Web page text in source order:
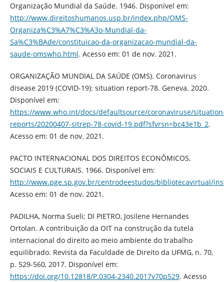
Organização Mundial da Saúde. 1946. Disponível em:
http://www.direitoshumanos.usp.br/index.php/OMS-
Organiza%C3%A7%C3%A3o-Mundial-da-
Sa%C3%BAde/constituicao-da-organizacao-mundial-da-
saude-omswho.html. Acesso em: 01 de nov. 2021.
ORGANIZAÇÃO MUNDIAL DA SAÚDE (OMS). Coronavirus
disease 2019 (COVID-19): situation report-78. Geneva. 2020.
Disponível em:
https://www.who.int/docs/defaultsource/coronaviruse/
reports/20200407-sitrep-78-covid-19.pdf?sfvrsn=bc43e1b_2.
Acesso em: 01 de nov. 2021.
PACTO INTERNACIONAL DOS DIREITOS ECONÔMICOS,
SOCIAIS E CULTURAIS. 1966. Disponível em:
http://www.pge.sp.gov.br/centrodeestudos/bibliotecavirtual/
Acesso em: 01 de nov. 2021.
PADILHA, Norma Sueli; DI PIETRO, Josilene Hernandes
Ortolan. A contribuição da OIT na construção da tutela
internacional do direito ao meio ambiente do trabalho
equilibrado. Revista da Faculdade de Direito da UFMG, n. 70,
p. 529-560, 2017. Disponível em:
https://doi.org/10.12818/P.0304-2340.2017v70p529. Acesso